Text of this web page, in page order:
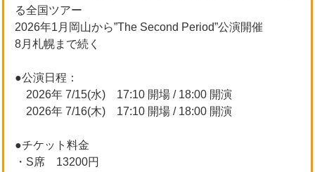
る全国ツアー
2026年1月岡山から”The Second Period”公演開催
8月札幌まで続く
●公演日程：
2026年 7/15(水) 17:10 開場 / 18:00 開演
2026年 7/16(木) 17:10 開場 / 18:00 開演
●チケット料金
・S席 13200円